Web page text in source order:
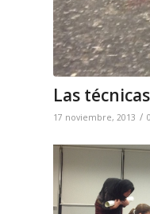
Las
17 noviembre, 2013 /